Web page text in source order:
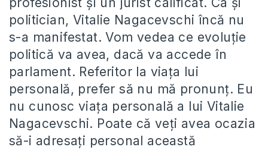
politician, Vitalie Nagacevschi încă nu
s-a manifestat. Vom vedea ce evoluţie
politică va avea, dacă va accede în
parlament. Referitor la viaţa lui
personală, prefer să nu mă pronunţ. Eu
nu cunosc viaţa personală a lui Vitalie
Nagacevschi. Poate că veţi avea ocazia
să-i adresaţi personal această